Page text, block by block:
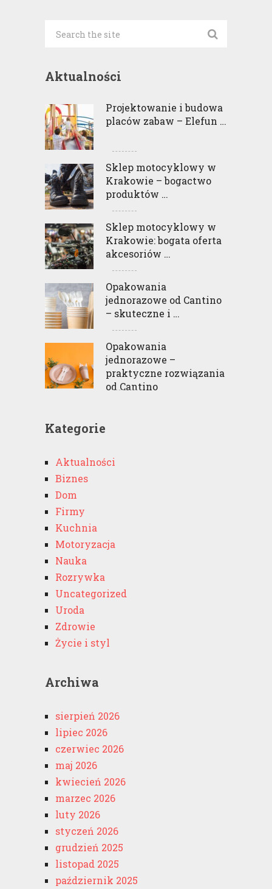
Aktualności
Projektowanie i budowa
placów zabaw – Elefun …
Sklep motocyklowy w
Krakowie – bogactwo
produktów …
Sklep motocyklowy w
Krakowie: bogata oferta
akcesoriów …
Opakowania
jednorazowe od Cantino
– skuteczne i …
Opakowania
jednorazowe –
praktyczne rozwiązania
od Cantino
Kategorie
Aktualności
Biznes
Dom
Firmy
Kuchnia
Motoryzacja
Nauka
Rozrywka
Uncategorized
Uroda
Zdrowie
Życie i styl
Archiwa
sierpień 2026
lipiec 2026
czerwiec 2026
maj 2026
kwiecień 2026
marzec 2026
luty 2026
styczeń 2026
grudzień 2025
listopad 2025
październik 2025